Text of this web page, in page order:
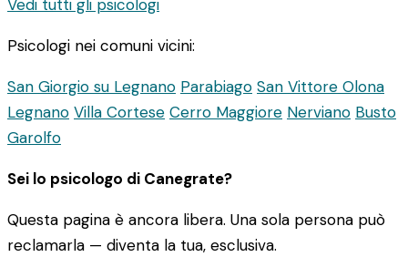
Vedi tutti gli psicologi
Psicologi nei comuni vicini:
San Giorgio su Legnano Parabiago San Vittore Olona
Legnano Villa Cortese Cerro Maggiore Nerviano Busto
Garolfo
Sei lo psicologo di Canegrate?
Questa pagina è ancora libera. Una sola persona può
reclamarla — diventa la tua, esclusiva.